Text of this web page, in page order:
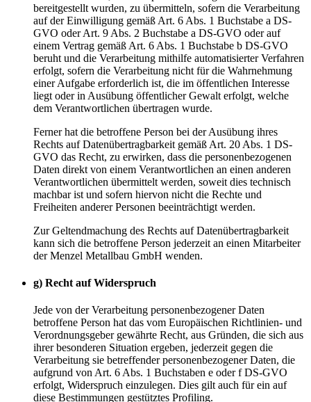
bereitgestellt wurden, zu übermitteln, sofern die Verarbeitung
auf der Einwilligung gemäß Art. 6 Abs. 1 Buchstabe a DS-
GVO oder Art. 9 Abs. 2 Buchstabe a DS-GVO oder auf
einem Vertrag gemäß Art. 6 Abs. 1 Buchstabe b DS-GVO
beruht und die Verarbeitung mithilfe automatisierter Verfahren
erfolgt, sofern die Verarbeitung nicht für die Wahrnehmung
einer Aufgabe erforderlich ist, die im öffentlichen Interesse
liegt oder in Ausübung öffentlicher Gewalt erfolgt, welche
dem Verantwortlichen übertragen wurde.
Ferner hat die betroffene Person bei der Ausübung ihres
Rechts auf Datenübertragbarkeit gemäß Art. 20 Abs. 1 DS-
GVO das Recht, zu erwirken, dass die personenbezogenen
Daten direkt von einem Verantwortlichen an einen anderen
Verantwortlichen übermittelt werden, soweit dies technisch
machbar ist und sofern hiervon nicht die Rechte und
Freiheiten anderer Personen beeinträchtigt werden.
Zur Geltendmachung des Rechts auf Datenübertragbarkeit
kann sich die betroffene Person jederzeit an einen Mitarbeiter
der Menzel Metallbau GmbH wenden.
g) Recht auf Widerspruch
Jede von der Verarbeitung personenbezogener Daten
betroffene Person hat das vom Europäischen Richtlinien- und
Verordnungsgeber gewährte Recht, aus Gründen, die sich aus
ihrer besonderen Situation ergeben, jederzeit gegen die
Verarbeitung sie betreffender personenbezogener Daten, die
aufgrund von Art. 6 Abs. 1 Buchstaben e oder f DS-GVO
erfolgt, Widerspruch einzulegen. Dies gilt auch für ein auf
diese Bestimmungen gestütztes Profiling.